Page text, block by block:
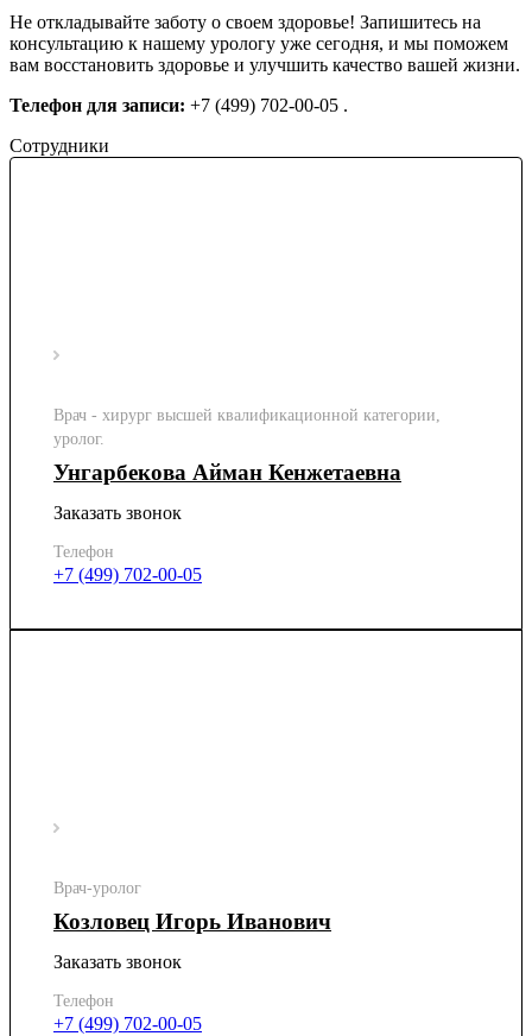
Не откладывайте заботу о своем здоровье! Запишитесь на
консультацию к нашему урологу уже сегодня, и мы поможем
вам восстановить здоровье и улучшить качество вашей жизни.
Телефон для записи: +7 (499) 702-00-05 .
Сотрудники
Врач - хирург высшей квалификационной категории,
уролог.
Унгарбекова Айман Кенжетаевна
Заказать звонок
Телефон
+7 (499) 702-00-05
Врач-уролог
Козловец Игорь Иванович
Заказать звонок
Телефон
+7 (499) 702-00-05